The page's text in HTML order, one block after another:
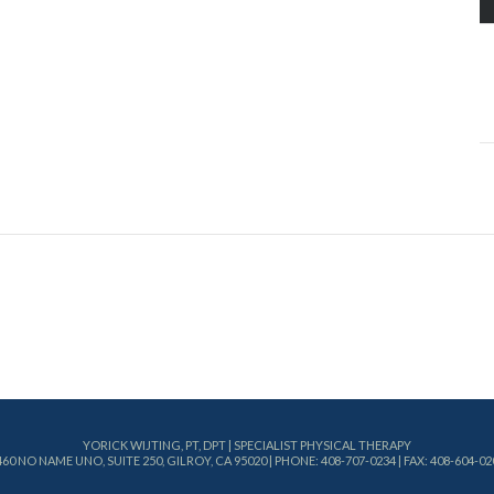
YORICK WIJTING, PT, DPT | SPECIALIST PHYSICAL THERAPY
NO NAME UNO, SUITE 250, GILROY, CA 95020 | PHONE: 408-707-0234 | FAX: 408-604-